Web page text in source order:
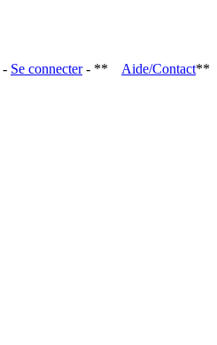
- Se connecter- ** Aide/Contact**